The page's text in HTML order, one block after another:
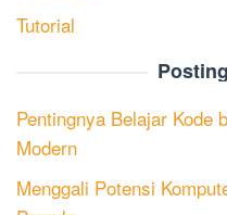
Tutorial
Pentingnya Belajar Kode
Modern
Menggali Potensi